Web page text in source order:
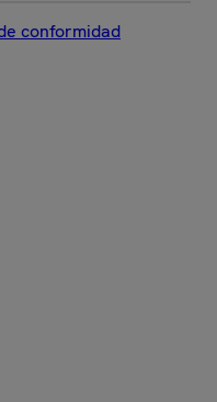
conformidad